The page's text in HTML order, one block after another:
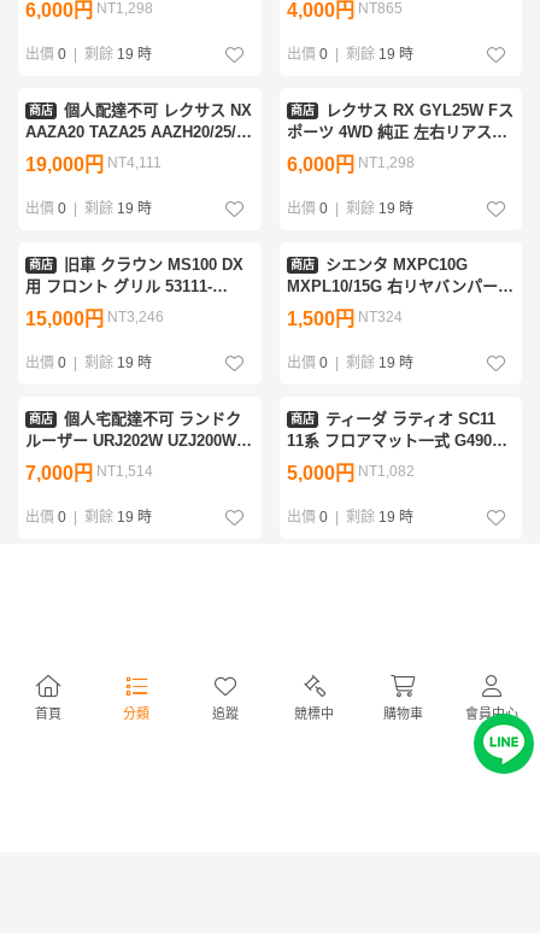
首頁 分類 追蹤 競標中 購物車 會員中心
YP010/30/40 53088-YP040-A1
[ZNo:08000052]
6,000円 NT1,298
出價 0 剩餘 19 時
シルバー白 65001-B5011
[ZNo:07000656]
4,000円 NT865
出價 0 剩餘 19 時
商店
個人配達不可 レクサス NX
AAZA20 TAZA25 AAZH20/25/26
リアゲート バックドア パール
083 67005-78170
[ZNo:08000207]
19,000円 NT4,111
出價 0 剩餘 19 時
商店
レクサス RX GYL25W Fス
ポーツ 4WD 純正 左右リアスプ
リングセット [ZNo:05000737]
6,000円 NT1,298
出價 0 剩餘 19 時
商店
旧車 クラウン MS100 DX
用 フロント グリル 53111-
30172 [ZNo:04000864]
15,000円 NT3,246
出價 0 剩餘 19 時
商店
シエンタ MXPC10G
MXPL10/15G 右リヤバンパーサ
イドエクステンション 52161-
52210/40 52162-52230
[ZNo:07000630]
1,500円 NT324
出價 0 剩餘 19 時
商店
個人宅配達不可 ランドク
ルーザー URJ202W UZJ200W
前期 フロントグリル カメラ穴
有 53101-60480 53101-60490
53101-60491 [ZNo:080002
7,000円 NT1,514
出價 0 剩餘 19 時
商店
ティーダ ラティオ SC11
11系 フロアマット一式 G4900-
ED000 [ZNo:07000253]
5,000円 NT1,082
出價 0 剩餘 19 時
出價 出價 19 時
ミニ クラブマン LN20 F54
リアエンブレム 51147376043